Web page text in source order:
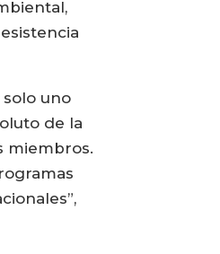
uno
de la
miembros.